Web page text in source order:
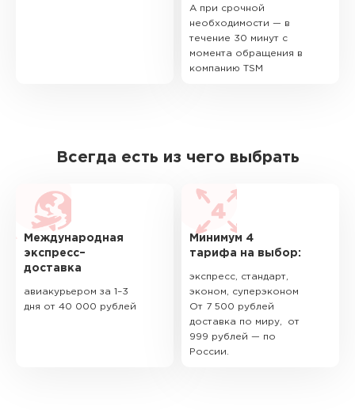
А при срочной
необходимости — в
течение 30 минут с
момента обращения в
компанию TSM
Всегда есть из чего выбрать
Международная
экспресс–
доставка
авиакурьером за 1–3
дня от 40 000 рублей
Минимум 4
тарифа на выбор:
экспресс, стандарт,
эконом, суперэконом
От 7 500 рублей
доставка по миру, от
999 рублей — по
России.